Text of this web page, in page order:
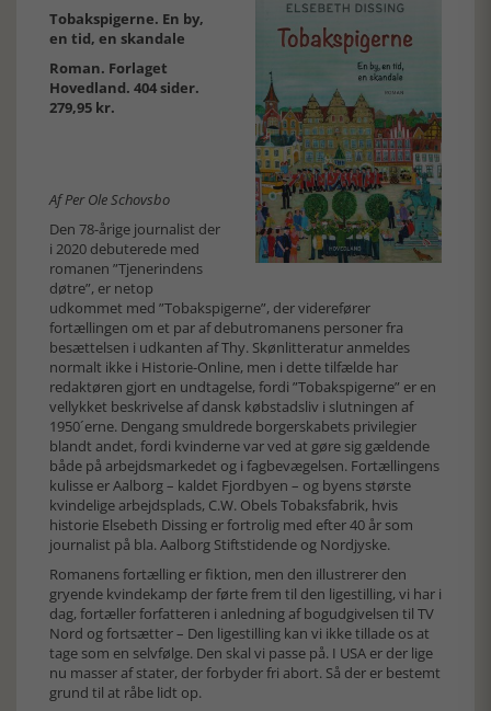
Tobakspigerne. En by,
en tid, en skandale
Roman. Forlaget
Hovedland. 404 sider.
279,95 kr.
Af Per Ole Schovsbo
Den 78-årige journalist der
i 2020 debuterede med
romanen ”Tjenerindens
døtre”, er netop
udkommet med ”Tobakspigerne”, der viderefører
fortællingen om et par af debutromanens personer fra
besættelsen i udkanten af Thy. Skønlitteratur anmeldes
normalt ikke i Historie-Online, men i dette tilfælde har
redaktøren gjort en undtagelse, fordi ”Tobakspigerne” er en
vellykket beskrivelse af dansk købstadsliv i slutningen af
1950´erne. Dengang smuldrede borgerskabets privilegier
blandt andet, fordi kvinderne var ved at gøre sig gældende
både på arbejdsmarkedet og i fagbevægelsen. Fortællingens
kulisse er Aalborg – kaldet Fjordbyen – og byens største
kvindelige arbejdsplads, C.W. Obels Tobaksfabrik, hvis
historie Elsebeth Dissing er fortrolig med efter 40 år som
journalist på bla. Aalborg Stiftstidende og Nordjyske.
Romanens fortælling er fiktion, men den illustrerer den
gryende kvindekamp der førte frem til den ligestilling, vi har i
dag, fortæller forfatteren i anledning af bogudgivelsen til TV
Nord og fortsætter – Den ligestilling kan vi ikke tillade os at
tage som en selvfølge. Den skal vi passe på. I USA er der lige
nu masser af stater, der forbyder fri abort. Så der er bestemt
grund til at råbe lidt op.